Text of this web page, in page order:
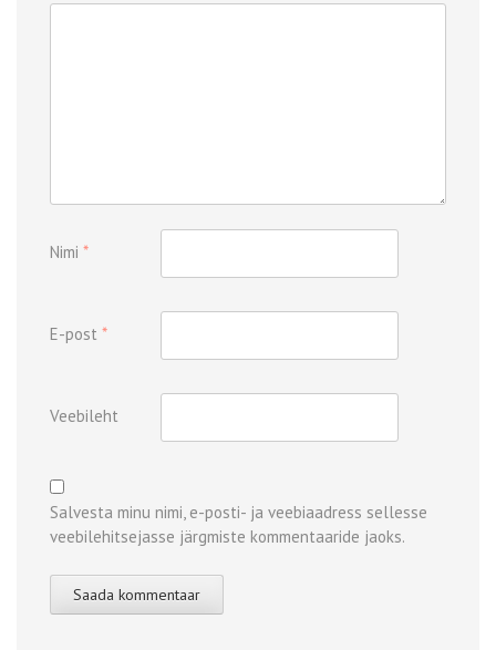
Nimi *
E-post *
Veebileht
Salvesta minu nimi, e-posti- ja veebiaadress sellesse
veebilehitsejasse järgmiste kommentaaride jaoks.